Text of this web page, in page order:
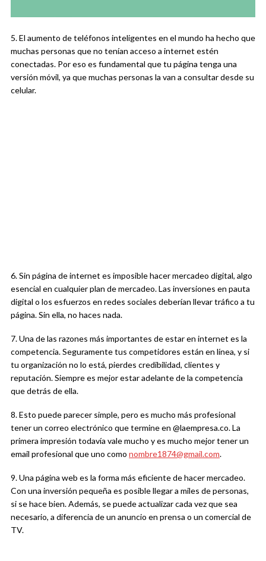
5. El aumento de teléfonos inteligentes en el mundo ha hecho que
muchas personas que no tenían acceso a internet estén
conectadas. Por eso es fundamental que tu página tenga una
versión móvil, ya que muchas personas la van a consultar desde su
celular.
6. Sin página de internet es imposible hacer mercadeo digital, algo
esencial en cualquier plan de mercadeo. Las inversiones en pauta
digital o los esfuerzos en redes sociales deberían llevar tráfico a tu
página. Sin ella, no haces nada.
7. Una de las razones más importantes de estar en internet es la
competencia. Seguramente tus competidores están en línea, y si
tu organización no lo está, pierdes credibilidad, clientes y
reputación. Siempre es mejor estar adelante de la competencia
que detrás de ella.
8. Esto puede parecer simple, pero es mucho más profesional
tener un correo electrónico que termine en @laempresa.co. La
primera impresión todavía vale mucho y es mucho mejor tener un
email profesional que uno como nombre1874@gmail.com.
9. Una página web es la forma más eficiente de hacer mercadeo.
Con una inversión pequeña es posible llegar a miles de personas,
si se hace bien. Además, se puede actualizar cada vez que sea
necesario, a diferencia de un anuncio en prensa o un comercial de
TV.